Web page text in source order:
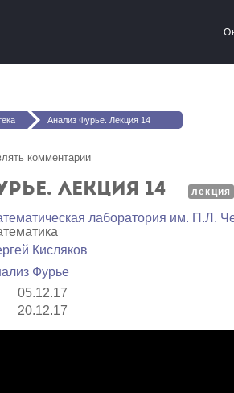
Анализ Фурье. Лекция 14
комментарии
Лекция 14 лекция
лаборатория им. П.Л.
Кисляков
Фурье
05.12.17
20.12.17